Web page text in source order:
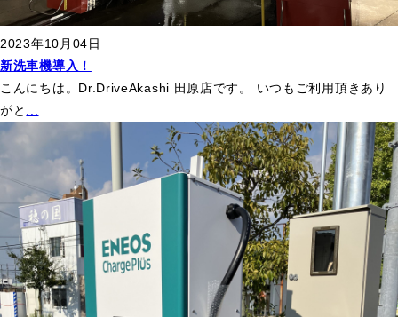
2023年10月04日
新洗車機導入！
こんにちは。Dr.DriveAkashi 田原店です。 いつもご利用頂きあり
がと